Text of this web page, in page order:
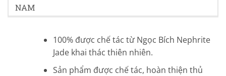
NAM
100% được chế tác từ Ngọc Bích Nephrite
Jade khai thác thiên nhiên.
Sản phẩm được chế tác, hoàn thiện thủ